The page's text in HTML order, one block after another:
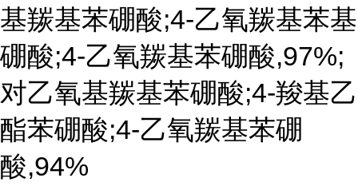
基羰基苯硼酸;4-乙氧羰基苯基
硼酸;4-乙氧羰基苯硼酸,97%;
对乙氧基羰基苯硼酸;4-羧基乙
酯苯硼酸;4-乙氧羰基苯硼
酸,94%